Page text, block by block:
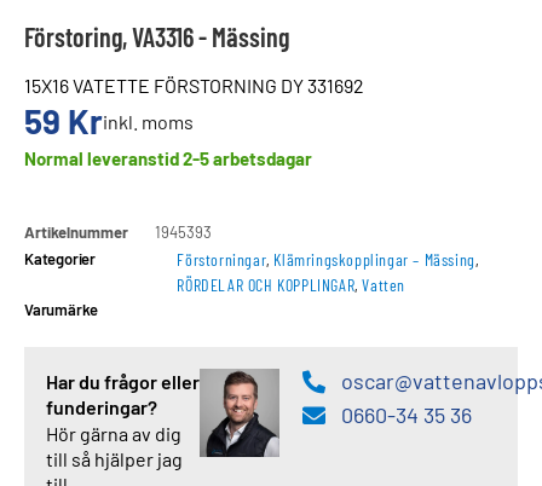
Förstoring, VA3316 - Mässing
15X16 VATETTE FÖRSTORNING DY 331692
59 Krinkl. moms
Normal leveranstid 2-5 arbetsdagar
Artikelnummer
1945393
Kategorier
Förstorningar, Klämringskopplingar – Mässing,
RÖRDELAR OCH KOPPLINGAR,Vatten
Varumärke
Har du frågor eller
funderingar?
Hör gärna av dig
till så hjälper jag
0660-34 35 36